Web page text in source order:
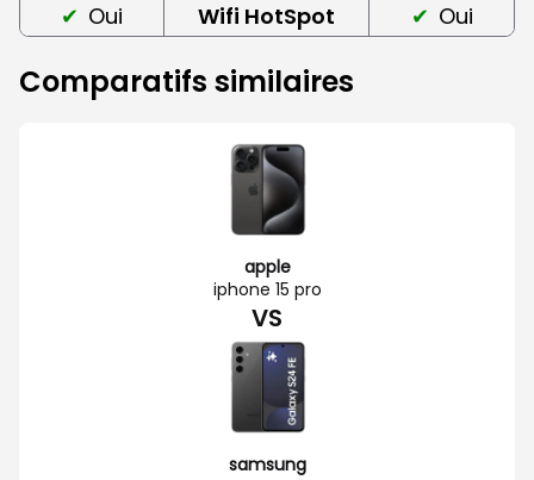
Oui
Wifi HotSpot Oui
Comparatifs similaires
apple
iphone 15 pro
VS
samsung